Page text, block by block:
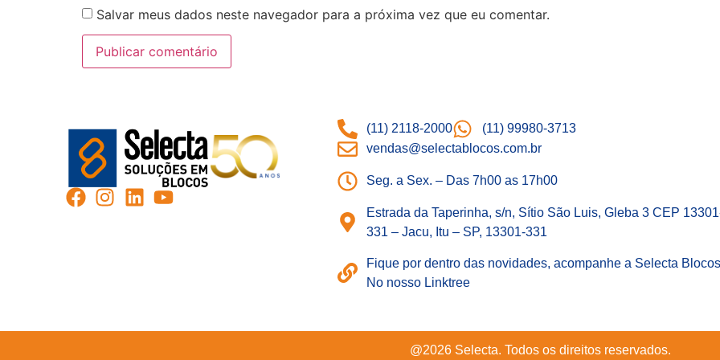
Salvar meus dados neste navegador para a próxima vez que eu comentar.
(11) 2118-2000
(11) 99980-3713
vendas@selectablocos.com.br
Seg. a Sex. – Das 7h00 as 17h00
Estrada da Taperinha, s/n, Sítio São Luis, Gleba 3 CEP
331 – Jacu, Itu – SP, 13301-331
Fique por dentro das novidades, acompanhe a Selecta
No nosso Linktree
@2026 Selecta. Todos os direitos reservados.